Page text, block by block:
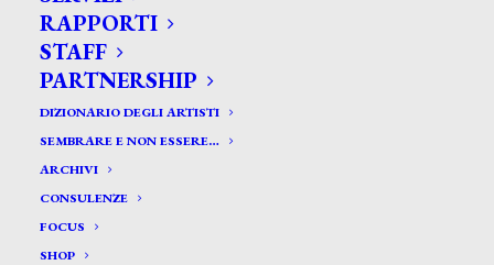
RAPPORTI
STAFF
PARTNERSHIP
DIZIONARIO DEGLI ARTISTI
SEMBRARE E NON ESSERE…
ARCHIVI
CONSULENZE
FOCUS
SHOP
for:
De Stefano Armando